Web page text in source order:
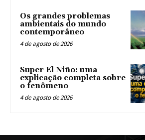
Os grandes problemas
ambientais do mundo
contemporâneo
4 de agosto de 2026
Super El Niño: uma
explicação completa sobre
o fenômeno
4 de agosto de 2026